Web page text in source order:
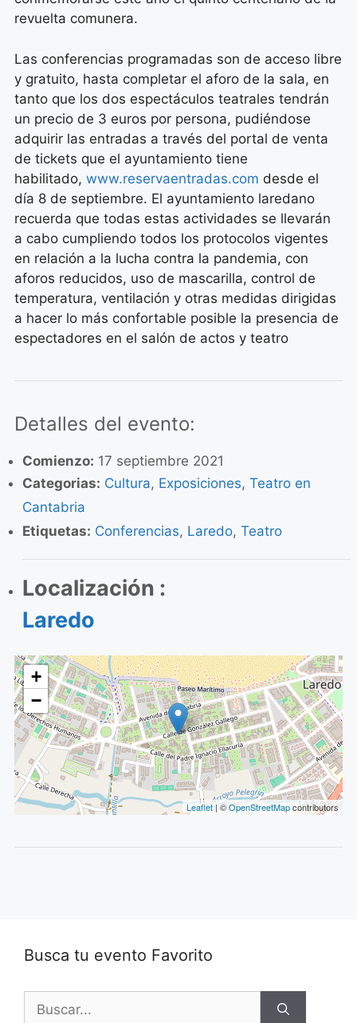
revuelta comunera.
Las conferencias programadas son de acceso libre
y gratuito, hasta completar el aforo de la sala, en
tanto que los dos espectáculos teatrales tendrán
un precio de 3 euros por persona, pudiéndose
adquirir las entradas a través del portal de venta
de tickets que el ayuntamiento tiene
habilitado,www.reservaentradas.com desde el
día 8 de septiembre. El ayuntamiento laredano
recuerda que todas estas actividades se llevarán
a cabo cumpliendo todos los protocolos vigentes
en relación a la lucha contra la pandemia, con
aforos reducidos, uso de mascarilla, control de
temperatura, ventilación y otras medidas dirigidas
a hacer lo más confortable posible la presencia de
espectadores en el salón de actos y teatro
Detalles del evento:
Comienzo: 17 septiembre 2021
Categorias: Cultura, Exposiciones,Teatro en
Cantabria
Etiquetas: Conferencias, Laredo,Teatro
Localización :
Laredo
+
−
Leaflet| ©OpenStreetMapcontributors
Busca tu evento Favorito